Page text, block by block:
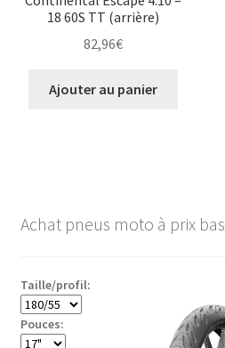
18 60S TT (arrière)
82,96€
Ajouter au panier
Achat pneus moto à prix bas
Taille/profil:
Pouces: